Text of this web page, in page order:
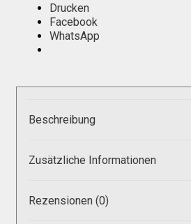
Händlerkonditionen
Sitzpolster und erhöhte
Preislisten
Galerie
Drucken
Facebook
WhatsApp
Beschreibung
Zusätzliche Informationen
Rezensionen (0)